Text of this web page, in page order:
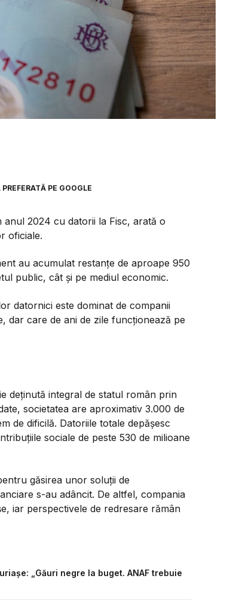
PE GOOGLE
anul 2024 cu datorii la Fisc, arată o
oficiale.
au acumulat restanțe de aproape 950
public, cât și pe mediul economic.
datornici este dominat de companii
dar care de ani de zile funcționează pe
deținută integral de statul român prin
societatea are aproximativ 3.000 de
de dificilă. Datoriile totale depășesc
sociale de peste 530 de milioane
găsirea unor soluții de
s-au adâncit. De altfel, compania
iar perspectivele de redresare rămân
„Găuri negre la buget. ANAF trebuie